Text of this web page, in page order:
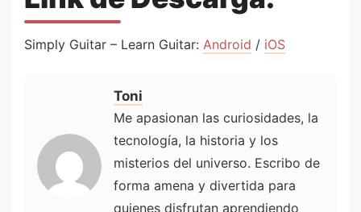
Simply Guitar – Learn Guitar: Android / iOS
Toni
Me apasionan las curiosidades, la
tecnología, la historia y los
misterios del universo. Escribo de
forma amena y divertida para
quienes disfrutan aprendiendo